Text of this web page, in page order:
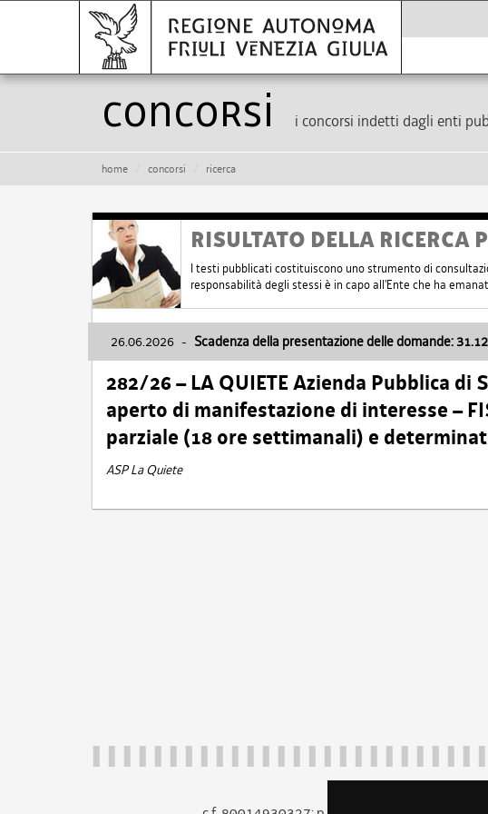
Concorsi i concorsi indetti dagli enti
home concorsi ricerca
RISULTATO DELLA RICERCA
I testi pubblicati costituiscono uno strumento di
responsabilità degli stessi è in capo all'Ente che ha
26.06.2026 - Scadenza della presentazione delle domande:
282/26 – LA QUIETE Azienda Pubblica di
aperto di manifestazione di interesse –
parziale (18 ore settimanali) e
ASP La Quiete